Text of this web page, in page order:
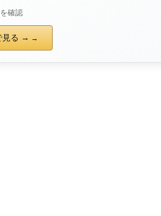
確認
見る →